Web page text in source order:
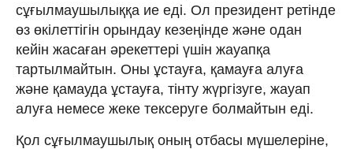
сұғылмаушылыққа ие еді. Ол президент ретінде
өз өкілеттігін орындау кезеңінде және одан
кейін жасаған әрекеттері үшін жауапқа
тартылмайтын. Оны ұстауға, қамауға алуға
және қамауда ұстауға, тінту жүргізуге, жауап
алуға немесе жеке тексеруге болмайтын еді.
Қол сұғылмаушылық оның отбасы мүшелеріне,